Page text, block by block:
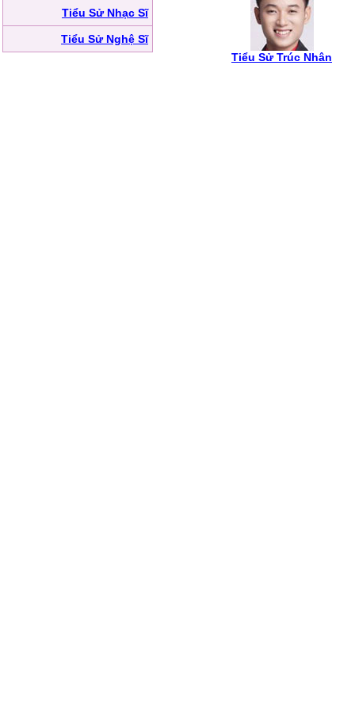
Tiểu Sử Nhạc Sĩ
Tiểu Sử Nghệ Sĩ
Tiểu Sử Trúc Nhân